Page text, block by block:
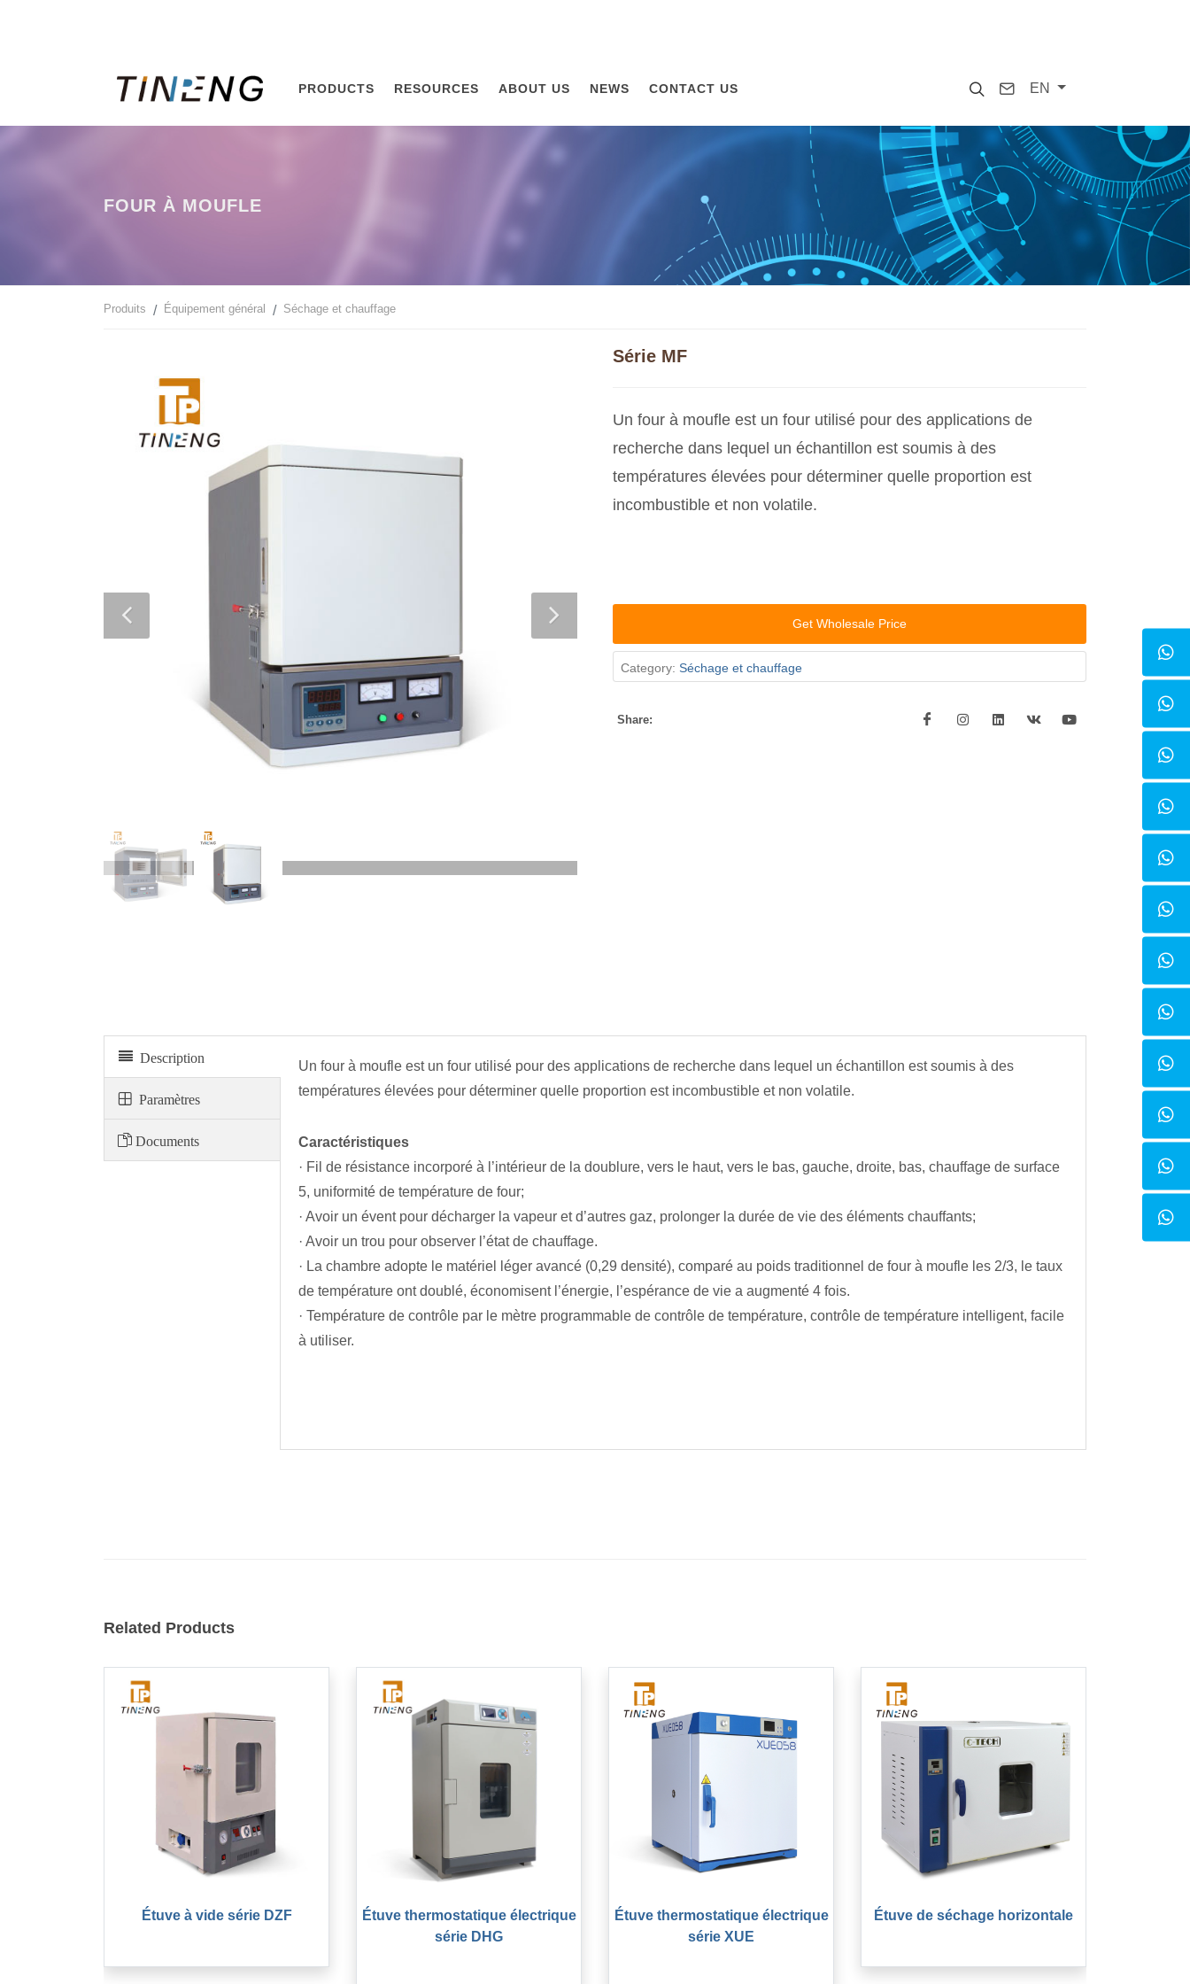
SearchContact
EN
PRODUCTS RESOURCES ABOUT US NEWS CONTACT US
FOUR À MOUFLE
Produits Équipement général Séchage et chauffage
Four à moufle
Série MF
Un four à moufle est un four utilisé pour des applications de
recherche dans lequel un échantillon est soumis à des
températures élevées pour déterminer quelle proportion est
incombustible et non volatile.
Get Wholesale Price
Category: Séchage et chauffage
Share:
Description
Paramètres
Documents
Un four à moufle est un four utilisé pour des applications de recherche dans lequel un échantillon est soumis à des
températures élevées pour déterminer quelle proportion est incombustible et non volatile.
Caractéristiques
· Fil de résistance incorporé à l’intérieur de la doublure, vers le haut, vers le bas, gauche, droite, bas, chauffage de surface
5, uniformité de température de four;
· Avoir un évent pour décharger la vapeur et d’autres gaz, prolonger la durée de vie des éléments chauffants;
· Avoir un trou pour observer l’état de chauffage.
· La chambre adopte le matériel léger avancé (0,29 densité), comparé au poids traditionnel de four à moufle les 2/3, le taux
de température ont doublé, économisent l’énergie, l’espérance de vie a augmenté 4 fois.
· Température de contrôle par le mètre programmable de contrôle de température, contrôle de température intelligent, facile
à utiliser.
Related Products
Étuve à vide série DZF
Étuve thermostatique électrique
série DHG
Étuve thermostatique électrique
série XUE
Étuve de séchage horizontale